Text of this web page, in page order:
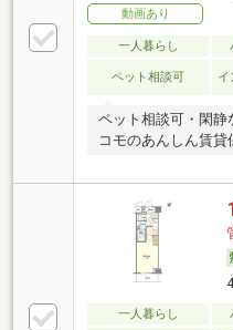
動画あり
一人暮らし
ペット相談可 イ
ペット相談可・閑静
コモのあんしん賃貸
一人暮らし